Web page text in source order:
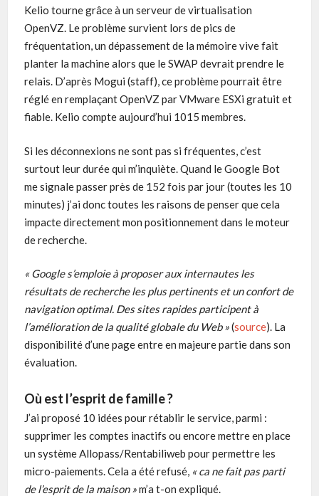
Kelio tourne grâce à un serveur de virtualisation
OpenVZ. Le problème survient lors de pics de
fréquentation, un dépassement de la mémoire vive fait
planter la machine alors que le SWAP devrait prendre le
relais. D’après Mogui (staff), ce problème pourrait être
réglé en remplaçant OpenVZ par VMware ESXi gratuit et
fiable. Kelio compte aujourd’hui 1015 membres.
Si les déconnexions ne sont pas si fréquentes, c’est
surtout leur durée qui m’inquiète. Quand le Google Bot
me signale passer près de 152 fois par jour (toutes les 10
minutes) j’ai donc toutes les raisons de penser que cela
impacte directement mon positionnement dans le moteur
de recherche.
« Google s’emploie à proposer aux internautes les
résultats de recherche les plus pertinents et un confort de
navigation optimal. Des sites rapides participent à
l’amélioration de la qualité globale du Web »(source). La
disponibilité d’une page entre en majeure partie dans son
évaluation.
Où est l’esprit de famille ?
J’ai proposé 10 idées pour rétablir le service, parmi :
supprimer les comptes inactifs ou encore mettre en place
un système Allopass/Rentabiliweb pour permettre les
micro-paiements. Cela a été refusé, « ca ne fait pas parti
de l’esprit de la maison »m’a t-on expliqué.